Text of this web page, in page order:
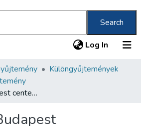
Search
Log In (current)
Különgyűjtemények
Felavatták Budapest centenáriumi emlékművét